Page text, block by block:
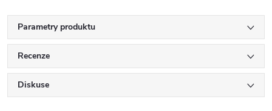
Parametry produktu
Recenze
Diskuse